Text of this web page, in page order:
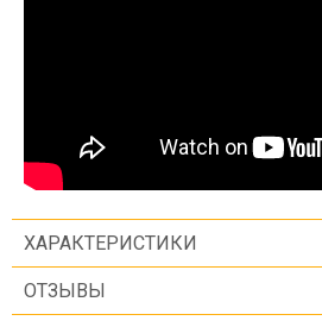
ХАРАКТЕРИСТИКИ
ОТЗЫВЫ